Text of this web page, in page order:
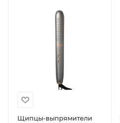
Щипцы-выпрямители